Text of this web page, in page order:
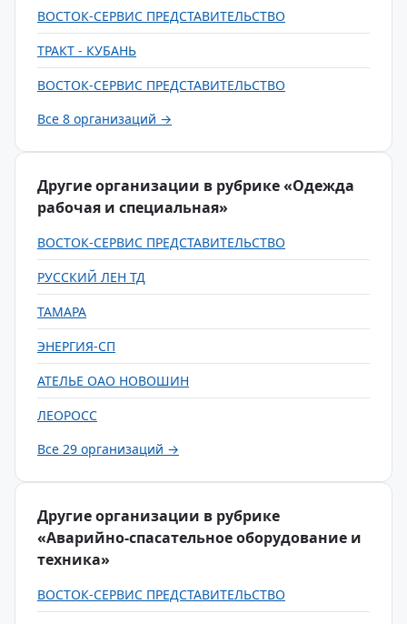
ВОСТОК-СЕРВИС ПРЕДСТАВИТЕЛЬСТВО
ТРАКТ - КУБАНЬ
ВОСТОК-СЕРВИС ПРЕДСТАВИТЕЛЬСТВО
Все 8 организаций →
Другие организации в рубрике «Одежда
рабочая и специальная»
ВОСТОК-СЕРВИС ПРЕДСТАВИТЕЛЬСТВО
РУССКИЙ ЛЕН ТД
ТАМАРА
ЭНЕРГИЯ-СП
АТЕЛЬЕ ОАО НОВОШИН
ЛЕОРОСС
Все 29 организаций →
Другие организации в рубрике
«Аварийно-спасательное оборудование и
техника»
ВОСТОК-СЕРВИС ПРЕДСТАВИТЕЛЬСТВО